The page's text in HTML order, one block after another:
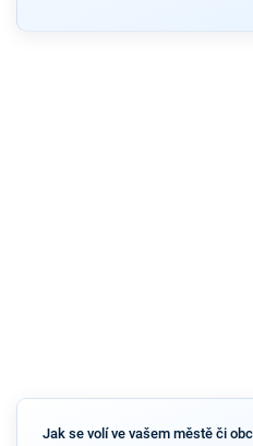
Jak se volí ve vašem městě či